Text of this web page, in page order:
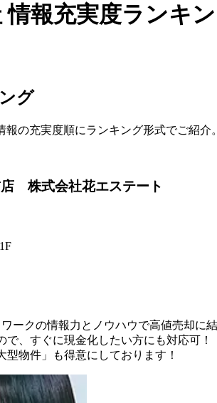
情報充実度ランキ
グ
の充実度順にランキング形式でご紹介
株式会社花エステート
ークの情報力とノウハウで高値売却に結
、すぐに現金化したい方にも対応可！
型物件」も得意にしております！